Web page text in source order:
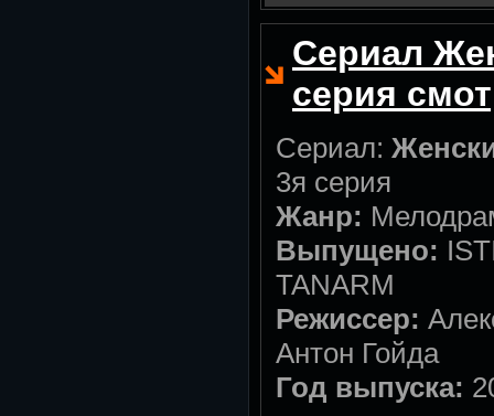
Сериал
серия
Сериал:
3я серия
Жанр:
Выпущено:
TANARM
Режиссер:
Антон Гойда
Год выпуска: